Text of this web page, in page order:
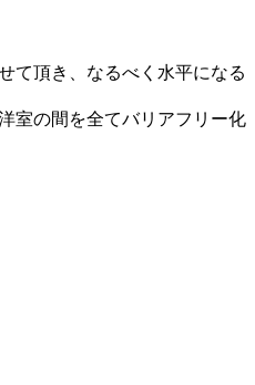
て頂き、なるべく水平になる
室の間を全てバリアフリー化